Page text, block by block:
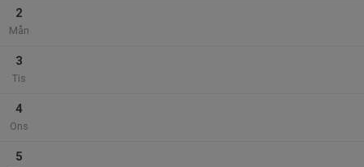
2
Mån
3
Tis
4
Ons
5